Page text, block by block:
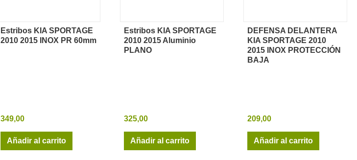
Vista rápida
Estribos KIA SPORTAGE
2010 2015 INOX PR 60mm
349,00
Añadir al carrito
Vista rápida
Estribos KIA SPORTAGE
2010 2015 Aluminio
PLANO
325,00
Añadir al carrito
Vista rápida
DEFENSA DELANTERA
KIA SPORTAGE 2010
2015 INOX PROTECCIÓN
BAJA
209,00
Añadir al carrito